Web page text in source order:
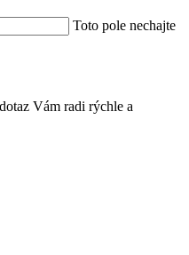
Toto pole nechajte
Vám radi rýchle a